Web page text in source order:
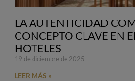
LA AUTENTICIDAD
CONCEPTO CLAVE EN
HOTELES
19 de diciembre de 2025
LEER MÁS »